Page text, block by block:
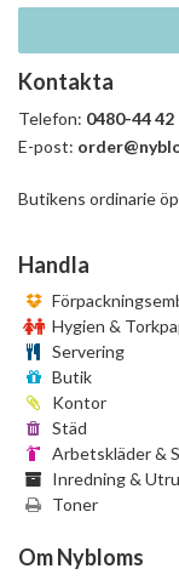
Kontakta
Telefon: 0480-44 42
E-post:
Butikens ordinarie
Handla
Hygien &
Servering
Butik
Kontor
Städ
Arbetskläder &
Inredning &
Toner
Om Nybloms